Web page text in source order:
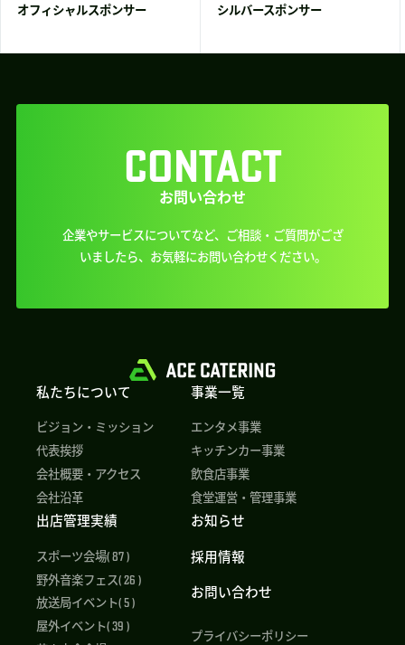
オフィシャルスポンサー
シルバースポンサー
CONTACT
お問い合わせ
企業やサービスについてなど、ご相談・ご質問がござ
いましたら、 お気軽にお問い合わせください。
私たちについて
ビジョン・ミッション
代表挨拶
会社概要・アクセス
会社沿革
事業一覧
エンタメ事業
キッチンカー事業
飲食店事業
食堂運営・管理事業
出店管理実績
スポーツ会場( 87 )
野外音楽フェス( 26 )
放送局イベント( 5 )
屋外イベント( 39 )
お知らせ
採用情報
お問い合わせ
プライバシーポリシー